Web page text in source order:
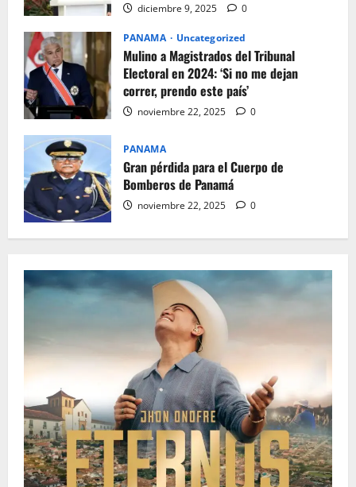
diciembre 9, 2025 0
PANAMA Uncategorized
Mulino a Magistrados del Tribunal
Electoral en 2024: ‘Si no me dejan
correr, prendo este país’
noviembre 22, 2025 0
PANAMA
Gran pérdida para el Cuerpo de
Bomberos de Panamá
noviembre 22, 2025 0